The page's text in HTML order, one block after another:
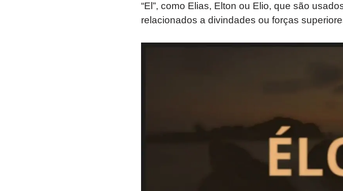
“El”, como Elias, Elton ou Elio, que são
relacionados a divindades ou forças